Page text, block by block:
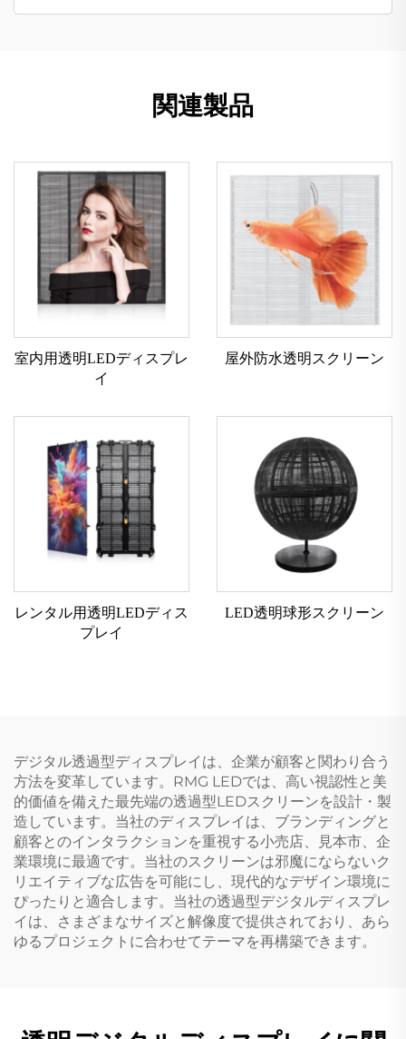
関連製品
室内用透明LEDディスプレ
イ
屋外防水透明スクリーン
レンタル用透明LEDディス
プレイ
LED透明球形スクリーン
デジタル透過型ディスプレイは、企業が顧客と関わり合う
方法を変革しています。RMG LEDでは、高い視認性と美
的価値を備えた最先端の透過型LEDスクリーンを設計・製
造しています。当社のディスプレイは、ブランディングと
顧客とのインタラクションを重視する小売店、見本市、企
業環境に最適です。当社のスクリーンは邪魔にならないク
リエイティブな広告を可能にし、現代的なデザイン環境に
ぴったりと適合します。当社の透過型デジタルディスプレ
イは、さまざまなサイズと解像度で提供されており、あら
ゆるプロジェクトに合わせてテーマを再構築できます。